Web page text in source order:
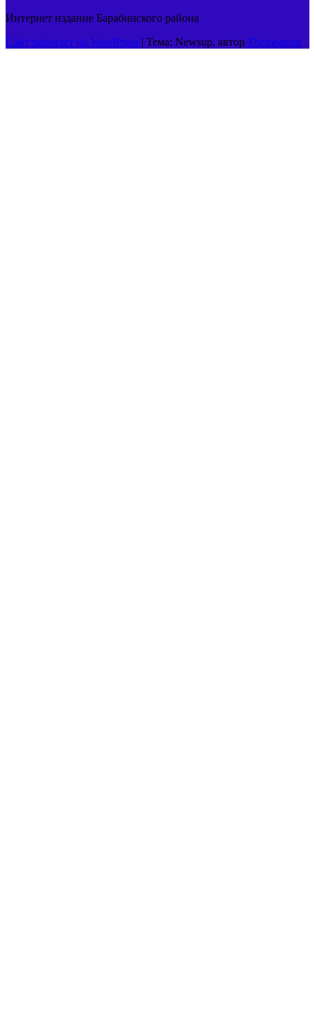
Интернет издание Барабинского района
Сайт работает на WordPress | Тема: Newsup, автор Themeansar